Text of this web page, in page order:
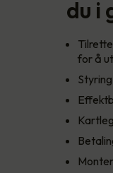
du i
for å